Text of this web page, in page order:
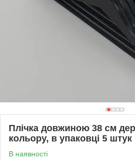
Плічка довжиною 38 см
кольору, в упаковці 5 штук
В наявності